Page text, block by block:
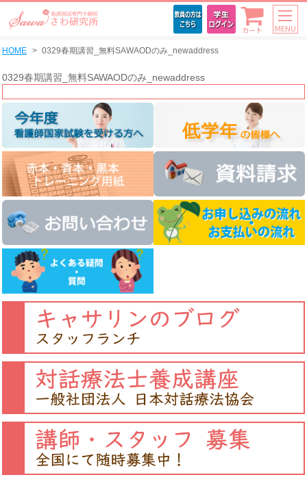
カート MENU
HOME 0329春期講習_無料SAWAODのみ_newaddress
0329春期講習_無料SAWAODのみ_newaddress